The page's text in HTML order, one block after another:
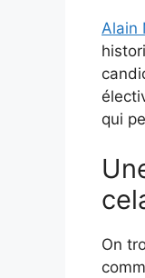
Alain
qui
On